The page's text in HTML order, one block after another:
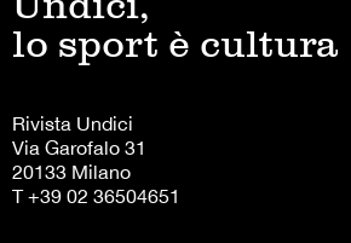
lo sport è cultura
Rivista Undici
Via Garofalo 31
20133 Milano
T +39 02 36504651